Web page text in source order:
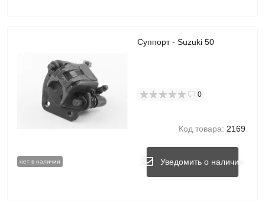
нет в наличии
Суппорт - Suzuki 50
0
Код товара: 2169
Уведомить о наличии